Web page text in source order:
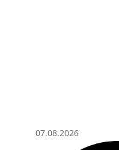
07.08.2026